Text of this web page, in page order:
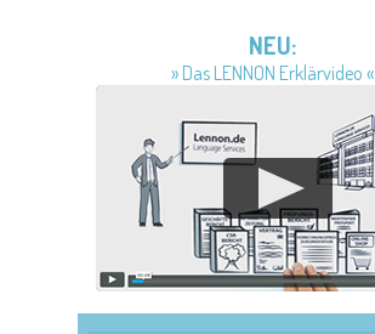
NEU:
» Das LENNON Erklärvideo «